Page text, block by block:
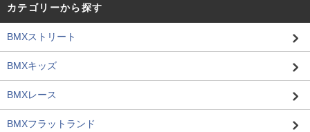
カテゴリーから探す
BMXストリート
BMXキッズ
BMXレース
BMXフラットランド